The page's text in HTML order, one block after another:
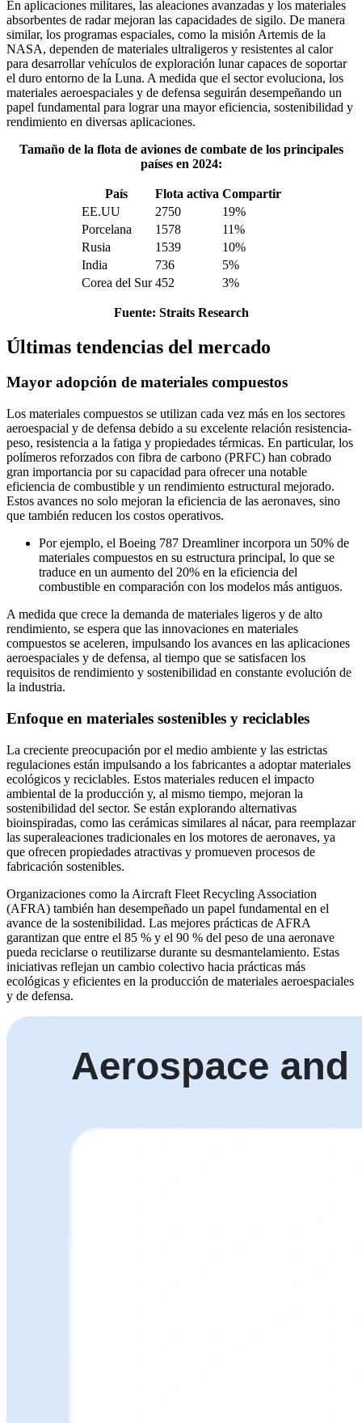
En aplicaciones militares, las aleaciones avanzadas y los materiales
absorbentes de radar mejoran las capacidades de sigilo. De manera
similar, los programas espaciales, como la misión Artemis de la
NASA, dependen de materiales ultraligeros y resistentes al calor
para desarrollar vehículos de exploración lunar capaces de soportar
el duro entorno de la Luna. A medida que el sector evoluciona, los
materiales aeroespaciales y de defensa seguirán desempeñando un
papel fundamental para lograr una mayor eficiencia, sostenibilidad y
rendimiento en diversas aplicaciones.
Tamaño de la flota de aviones de combate de los principales
países en 2024:
País Flota activa Compartir
EE.UU
2750
19%
Porcelana
1578
11%
Rusia
1539
10%
India
736
5%
Corea del Sur 452 3%
Fuente: Straits Research
Últimas tendencias del mercado
Mayor adopción de materiales compuestos
Los materiales compuestos se utilizan cada vez más en los sectores
aeroespacial y de defensa debido a su excelente relación resistencia-
peso, resistencia a la fatiga y propiedades térmicas. En particular, los
polímeros reforzados con fibra de carbono (PRFC) han cobrado
gran importancia por su capacidad para ofrecer una notable
eficiencia de combustible y un rendimiento estructural mejorado.
Estos avances no solo mejoran la eficiencia de las aeronaves, sino
que también reducen los costos operativos.
Por ejemplo, el Boeing 787 Dreamliner incorpora un 50% de
materiales compuestos en su estructura principal, lo que se
traduce en un aumento del 20% en la eficiencia del
combustible en comparación con los modelos más antiguos.
A medida que crece la demanda de materiales ligeros y de alto
rendimiento, se espera que las innovaciones en materiales
compuestos se aceleren, impulsando los avances en las aplicaciones
aeroespaciales y de defensa, al tiempo que se satisfacen los
requisitos de rendimiento y sostenibilidad en constante evolución de
la industria.
Enfoque en materiales sostenibles y reciclables
La creciente preocupación por el medio ambiente y las estrictas
regulaciones están impulsando a los fabricantes a adoptar materiales
ecológicos y reciclables. Estos materiales reducen el impacto
ambiental de la producción y, al mismo tiempo, mejoran la
sostenibilidad del sector. Se están explorando alternativas
bioinspiradas, como las cerámicas similares al nácar, para reemplazar
las superaleaciones tradicionales en los motores de aeronaves, ya
que ofrecen propiedades atractivas y promueven procesos de
fabricación sostenibles.
Organizaciones como la Aircraft Fleet Recycling Association
(AFRA) también han desempeñado un papel fundamental en el
avance de la sostenibilidad. Las mejores prácticas de AFRA
garantizan que entre el 85 % y el 90 % del peso de una aeronave
pueda reciclarse o reutilizarse durante su desmantelamiento. Estas
iniciativas reflejan un cambio colectivo hacia prácticas más
ecológicas y eficientes en la producción de materiales aeroespaciales
y de defensa.